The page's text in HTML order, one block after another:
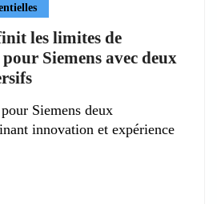
les limites de
Siemens avec deux
Siemens deux
innovation et expérience